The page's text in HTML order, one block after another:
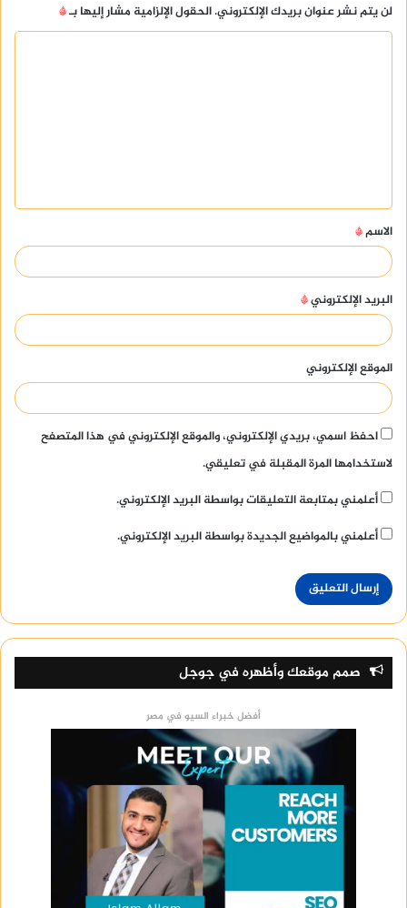
لن يتم نشر عنوان بريدك الإلكتروني.الحقول الإلزامية مشار إليها بـ*
ق
*
الاسم*
البريد الإلكتروني*
الموقع الإلكتروني
احفظ اسمي، بريدي الإلكتروني، والموقع الإلكتروني في هذا المتصفح
لاستخدامها المرة المقبلة في تعليقي.
أعلمني بمتابعة التعليقات بواسطة البريد الإلكتروني.
أعلمني بالمواضيع الجديدة بواسطة البريد الإلكتروني.
صمم موقعك وأظهره في جوجل
أفضل خبراء السيو في مصر